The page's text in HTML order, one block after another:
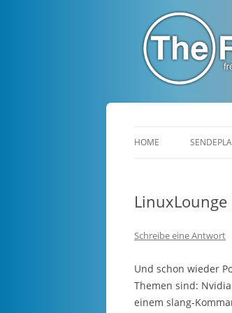
HOME
LinuxLounge
Schreibe eine Antwort
Und schon wieder
Themen sind:
einem slang-